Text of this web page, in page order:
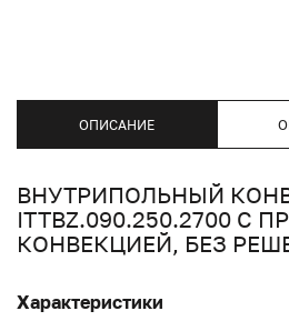
ОПИСАНИЕ
ВНУТРИПОЛЬНЫЙ
ITTBZ.090.250.2700 С
КОНВЕКЦИЕЙ, БЕЗ
Характеристики